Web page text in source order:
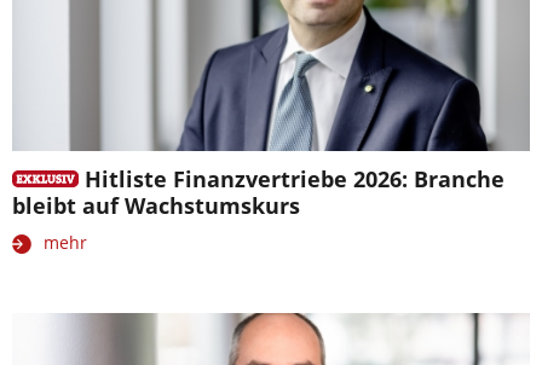
Hitliste Finanzvertriebe 2026: Branche
bleibt auf Wachstumskurs
mehr